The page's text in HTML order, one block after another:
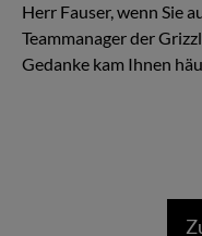
Herr Fauser, wenn Sie
Teammanager der
Gedanke kam Ihnen